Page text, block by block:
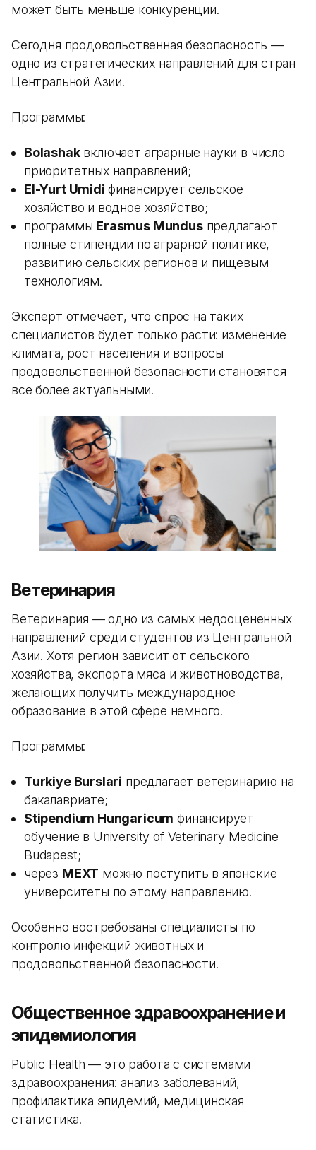
может быть меньше конкуренции.
Сегодня продовольственная безопасность —
одно из стратегических направлений для стран
Центральной Азии.
Программы:
Bolashakвключает аграрные науки в число
приоритетных направлений;
El-Yurt Umidi финансирует сельское
хозяйство и водное хозяйство;
программы Erasmus Mundusпредлагают
полные стипендии по аграрной политике,
развитию сельских регионов и пищевым
технологиям.
Эксперт отмечает, что спрос на таких
специалистов будет только расти: изменение
климата, рост населения и вопросы
продовольственной безопасности становятся
все более актуальными.
Ветеринария
Ветеринария — одно из самых недооцененных
направлений среди студентов из Центральной
Азии. Хотя регион зависит от сельского
хозяйства, экспорта мяса и животноводства,
желающих получить международное
образование в этой сфере немного.
Программы:
Turkiye Burslari предлагает ветеринарию на
бакалавриате;
Stipendium Hungaricum финансирует
обучение в University of Veterinary Medicine
Budapest;
через MEXT можно поступить в японские
университеты по этому направлению.
Особенно востребованы специалисты по
контролю инфекций животных и
продовольственной безопасности.
Общественное здравоохранение и
эпидемиология
Public Health — это работа с системами
здравоохранения: анализ заболеваний,
профилактика эпидемий, медицинская
статистика.